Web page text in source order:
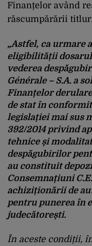
Finanțelor având
răscumpărării
„Astfel, ca urmare
eligibilității
vederea
Générale – S.A. a
Finanțelor
de stat în
legislației mai sus
392/2014 privind
tehnice și
despăgubirilor
au constituit
Consemnațiuni
achiziționării de
pentru punerea în
judecătorești.
În aceste condiții,